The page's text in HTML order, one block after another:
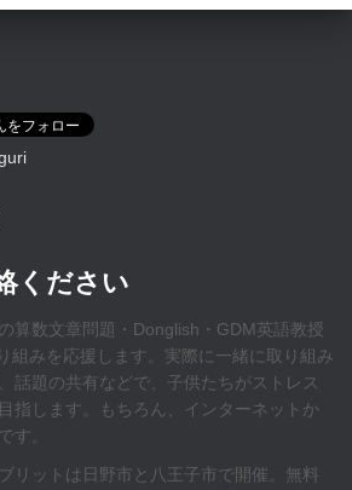
ください
算数文章問題・Donglish・GDM英語教授
組みを応援します。実際に一緒に取り組み
話題の共有などで、子供たちがストレス
指します。もちろん、インターネットか
す。
リットは日野市と八王子市で開催。無料